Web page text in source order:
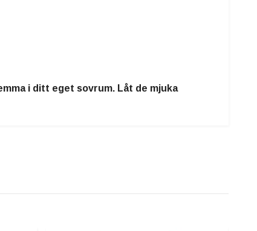
i ditt eget sovrum. Låt de mjuka